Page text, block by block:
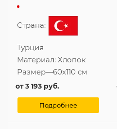
Страна:
Турция
Материал: Хлопок
Размер—60x110 см
от3 193 руб.
Подробнее